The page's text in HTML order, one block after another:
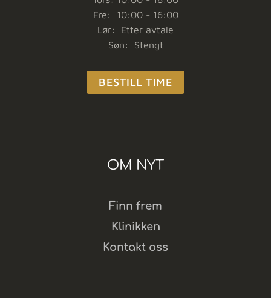
Fre: 10:00 - 16:00
Lør: Etter avtale
Søn: Stengt
BESTILL TIME
OM NYT
Finn frem
Klinikken
Kontakt oss